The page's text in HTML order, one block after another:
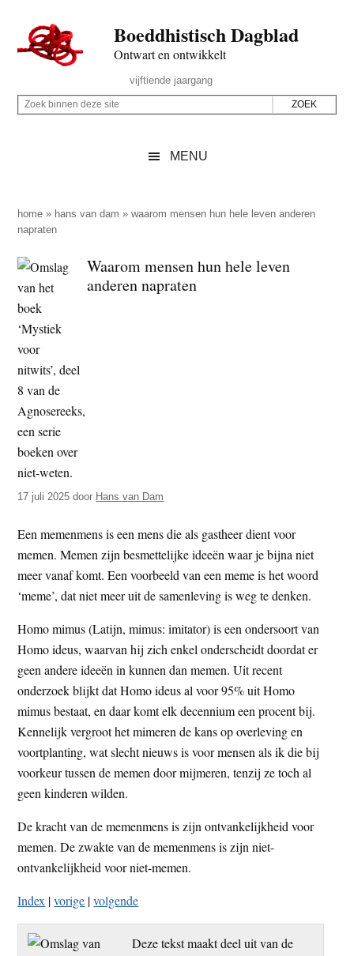
naar
de
inhoud
secondary
naar
de
sidebar
naar
de
Boeddhistisch Dagblad
Ontwart en ontwikkelt
Rechts
vijftiende jaargang
Z
p
d
e
z
e
s
i
t
e
Z
i
n
e
n
d
e
z
e
s
i
t
e
MENU
home » hans van dam »waarom mensen hun hele leven anderen
napraten
Waarom mensen hun hele leven
anderen napraten
17 juli 2025 door Hans van Dam
Een memenmens is een mens die als gastheer dient voor
memen. Memen zijn besmettelijke ideeën waar je bijna niet
meer vanaf komt. Een voorbeeld van een meme is het woord
‘meme’, dat niet meer uit de samenleving is weg te denken.
Homo mimus (Latijn, mimus: imitator) is een ondersoort van
Homo ideus, waarvan hij zich enkel onderscheidt doordat er
geen andere ideeën in kunnen dan memen. Uit recent
onderzoek blijkt dat Homo ideus al voor 95% uit Homo
mimus bestaat, en daar komt elk decennium een procent bij.
Kennelijk vergroot het mimeren de kans op overleving en
voortplanting, wat slecht nieuws is voor mensen als ik die bij
voorkeur tussen de memen door mijmeren, tenzij ze toch al
geen kinderen wilden.
De kracht van de memenmens is zijn ontvankelijkheid voor
memen. De zwakte van de memenmens is zijn niet-
ontvankelijkheid voor niet-memen.
Index |vorige |volgende
Deze tekst maakt deel uit van de